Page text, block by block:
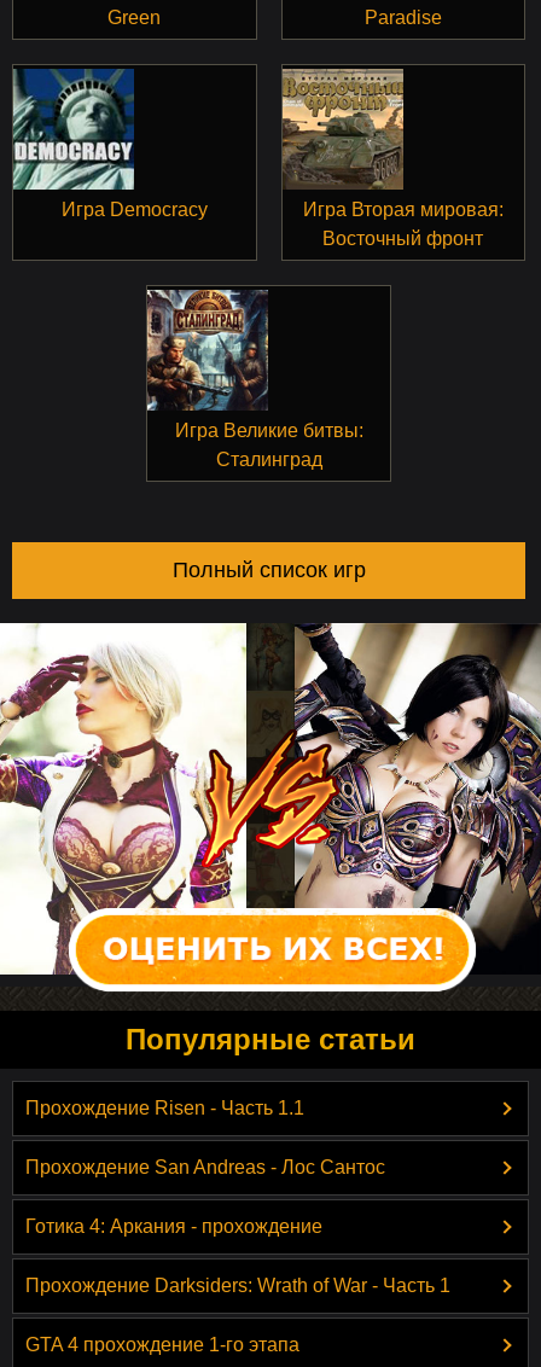
Green Paradise
Игра Democracy
Игра Вторая мировая:
Восточный фронт
Игра Великие битвы:
Сталинград
Полный список игр
Популярные статьи
Прохождение Risen - Часть 1.1
Прохождение San Andreas - Лос Сантос
Готика 4: Аркания - прохождение
Прохождение Darksiders: Wrath of War - Часть 1
GTA 4 прохождение 1-го этапа